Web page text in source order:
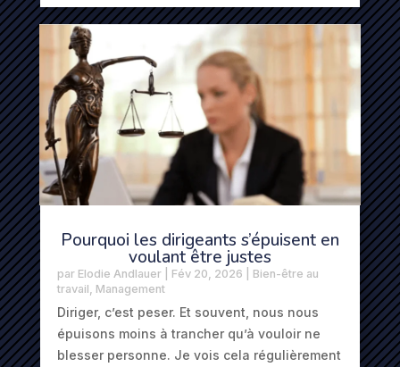
Pourquoi les dirigeants s’épuisent en
voulant être justes
par Elodie Andlauer| Fév 20, 2026
Bien-être au
travail Management
Diriger, c’est peser. Et souvent, nous nous
épuisons moins à trancher qu’à vouloir ne
blesser personne. Je vois cela régulièrement